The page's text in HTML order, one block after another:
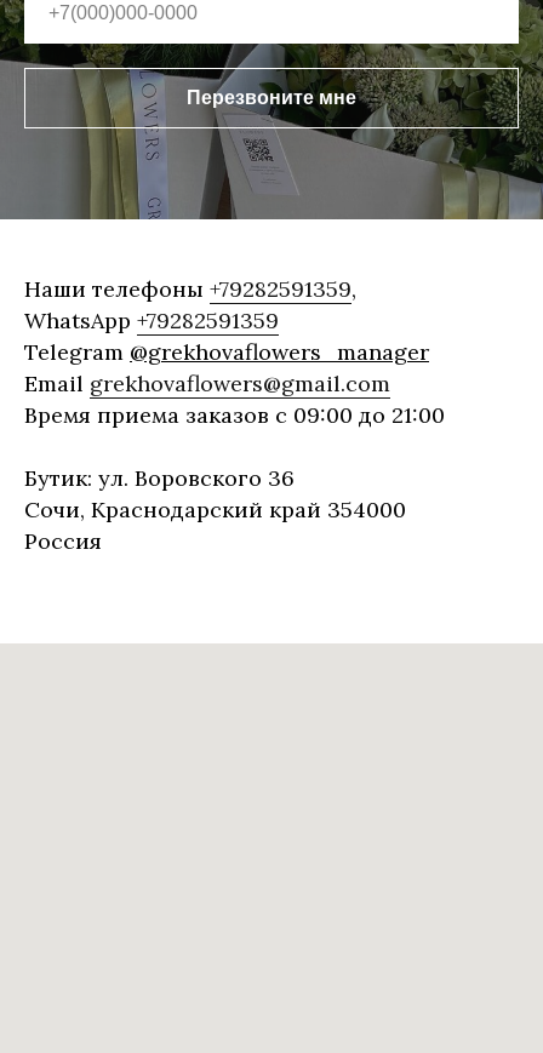
Перезвоните мне
Наши телефоны +79282591359,
WhatsApp +79282591359
Telegram @grekhovaflowers_manager
Email grekhovaflowers@gmail.com
Время приема заказов с 09:00 до 21:00
Бутик: ул. Воровского 36
Сочи, Краснодарский край 354000
Россия